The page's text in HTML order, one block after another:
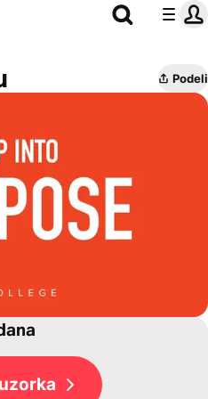
Podeli